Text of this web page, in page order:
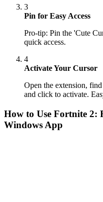
3
Pin for Easy Access
Pro-tip: Pin the 'Cute
quick access.
4
Activate Your Cursor
Open the extension,
and click to activate.
How to Use Fortnite 2:
Windows App